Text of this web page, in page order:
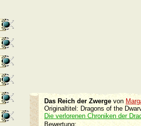
Das Reich der Zwerge von
Originaltitel: Dragons of the
Die verlorenen Chroniken der
Bewertung: